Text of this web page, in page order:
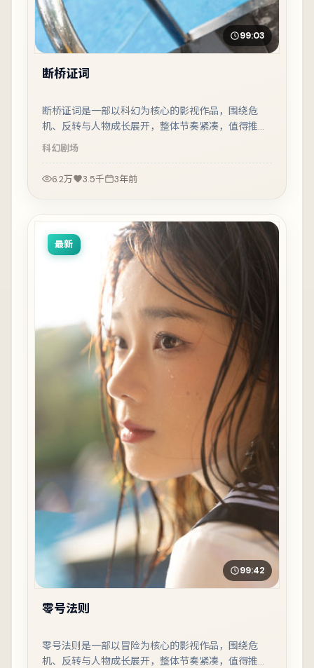
99:03
断桥证词
断桥证词是一部以科幻为核心的影视作品，围绕危
机、反转与人物成长展开，整体节奏紧凑，值得推荐
观看。
科幻剧场
6.2万 3.5千 3年前
最新
99:42
零号法则
零号法则是一部以冒险为核心的影视作品，围绕危
机、反转与人物成长展开，整体节奏紧凑，值得推荐